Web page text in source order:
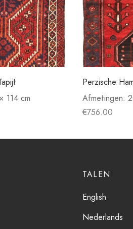
114 cm
Perzische
Afmetingen:
€756.00
TALEN
English
Nederlands